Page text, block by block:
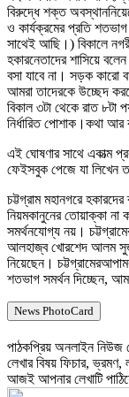
বিরুদ্ধে শক্ত অবস্থান
ও কার্যক্রমের প্রতি শতভাগ
সাথেই আছি। ) বিকালে
হকারনেতাদের শাসিয়ে বলেন
বসা যাবে না। সড়ক কারো
আমরা তাদেরকে উচ্ছেদ
বিকাল ৩টা থেকে রাত ৮টা
নির্ধারিত পোশাক। কথা আর
এই ঘোষণার সাথে একাত্ম
ফেইসবুক পেজে যা লিখেন
চট্টগ্রাম মহানগরে হকারদের
নিয়মকানুনের তোয়াক্কা না
সমর্থনযোগ্য নয়।
আলহাজ্ব খোরশেদ আলম
নিয়েছেন। চট্টগ্রামের
শতভাগ সমর্থন দিচ্ছেন,
News PhotoCard
পাঠকপ্রিয় অনলাইন নিউজ
লেখার বিষয় ফিচার,
আজই আপনার লেখাটি